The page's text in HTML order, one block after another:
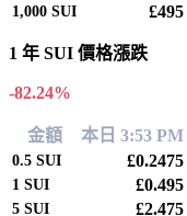
1,000 SUI £495
1 年 SUI 價格漲跌
-82.24%
金額 本日 3:53 PM
0.5 SUI £0.2475
1 SUI £0.495
5 SUI £2.475